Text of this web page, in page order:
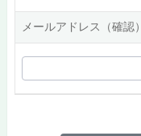
メールアドレス（確認）